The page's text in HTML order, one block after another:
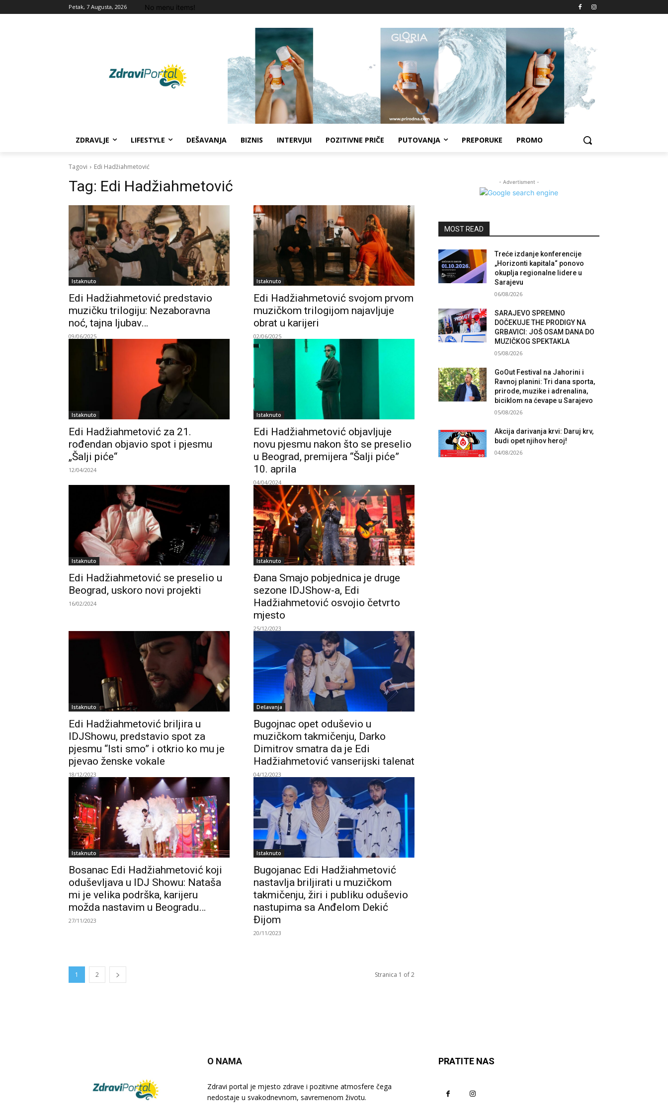
Petak, 7 Augusta, 2026 No menu items!
ZDRAVLJE LIFESTYLE DEŠAVANJA BIZNIS INTERVJUI POZITIVNE PRIČE PUTOVANJA PREPORUKE PROMO
Tagovi Edi Hadžiahmetović
Tag: Edi Hadžiahmetović
Istaknuto
Edi Hadžiahmetović predstavio
muzičku trilogiju: Nezaboravna
noć, tajna ljubav…
09/06/2025
Istaknuto
Edi Hadžiahmetović svojom prvom
muzičkom trilogijom najavljuje
obrat u karijeri
02/06/2025
Istaknuto
Edi Hadžiahmetović za 21.
rođendan objavio spot i pjesmu
„Šalji piće“
12/04/2024
Istaknuto
Edi Hadžiahmetović objavljuje
novu pjesmu nakon što se preselio
u Beograd, premijera “Šalji piće”
10. aprila
04/04/2024
Istaknuto
Edi Hadžiahmetović se preselio u
Beograd, uskoro novi projekti
16/02/2024
Istaknuto
Đana Smajo pobjednica je druge
sezone IDJShow-a, Edi
Hadžiahmetović osvojio četvrto
mjesto
25/12/2023
Istaknuto
Edi Hadžiahmetović briljira u
IDJShowu, predstavio spot za
pjesmu “Isti smo” i otkrio ko mu je
pjevao ženske vokale
18/12/2023
Dešavanja
Bugojnac opet oduševio u
muzičkom takmičenju, Darko
Dimitrov smatra da je Edi
Hadžiahmetović vanserijski talenat
04/12/2023
Istaknuto
Bosanac Edi Hadžiahmetović koji
oduševljava u IDJ Showu: Nataša
mi je velika podrška, karijeru
možda nastavim u Beogradu…
27/11/2023
Istaknuto
Bugojanac Edi Hadžiahmetović
nastavlja briljirati u muzičkom
takmičenju, žiri i publiku oduševio
nastupima sa Anđelom Dekić
Đijom
20/11/2023
1 2 Stranica 1 of 2
- Advertisment -
MOST READ
Treće izdanje konferencije
„Horizonti kapitala“ ponovo
okuplja regionalne lidere u
Sarajevu
06/08/2026
SARAJEVO SPREMNO
DOČEKUJE THE PRODIGY NA
GRBAVICI: JOŠ OSAM DANA DO
MUZIČKOG SPEKTAKLA
05/08/2026
GoOut Festival na Jahorini i
Ravnoj planini: Tri dana sporta,
prirode, muzike i adrenalina,
biciklom na ćevape u Sarajevo
05/08/2026
Akcija darivanja krvi: Daruj krv,
budi opet njihov heroj!
04/08/2026
O NAMA
Zdravi portal je mjesto zdrave i pozitivne atmosfere čega
nedostaje u svakodnevnom, savremenom životu.
PRATITE NAS